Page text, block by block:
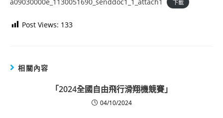
下載
Post Views: 133
相關內容
「2024全國自由飛行滑翔機競賽」
04/10/2024